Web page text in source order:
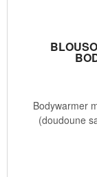
Bodywarmer
(doudoune